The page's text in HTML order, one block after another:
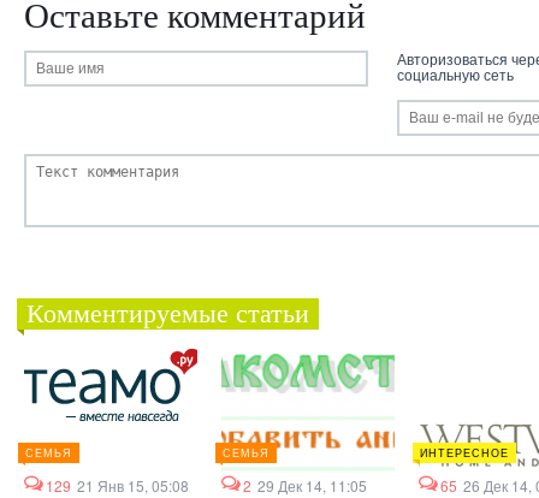
Оставьте комментарий
Авторизоваться
социальную сеть
Комментируемые статьи
СЕМЬЯ
129 21 Янв 15, 05:08
СЕМЬЯ
2 29 Дек 14, 11:05
ИНТЕРЕСНОЕ
65 26 Дек 14,